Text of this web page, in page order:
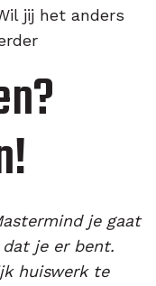
jij het anders
je gaat
je er bent.
huiswerk te